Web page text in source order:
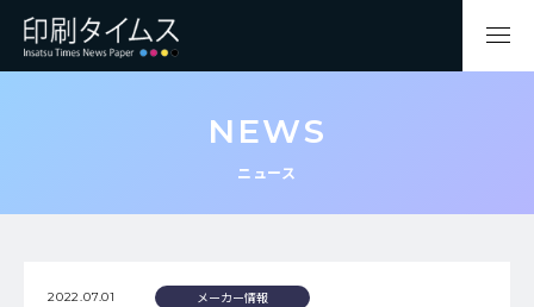
NEWS
ニュース
2022.07.01 メーカー情報